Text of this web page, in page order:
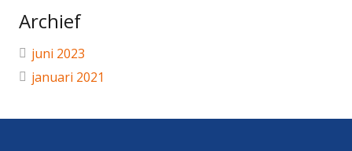
Archief
juni 2023
januari 2021